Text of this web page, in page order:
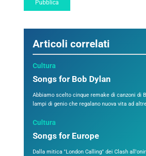
Articoli correlati
Cultura
Songs for Bob Dylan
Abbiamo scelto cinque remake di canzoni di
lampi di genio che regalano nuova vita ad
Cultura
Songs for Europe
Dalla mitica "London Calling" dei Clash